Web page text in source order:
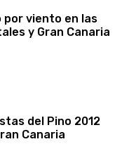
por viento en las
y Gran Canaria
del Pino 2012
Canaria